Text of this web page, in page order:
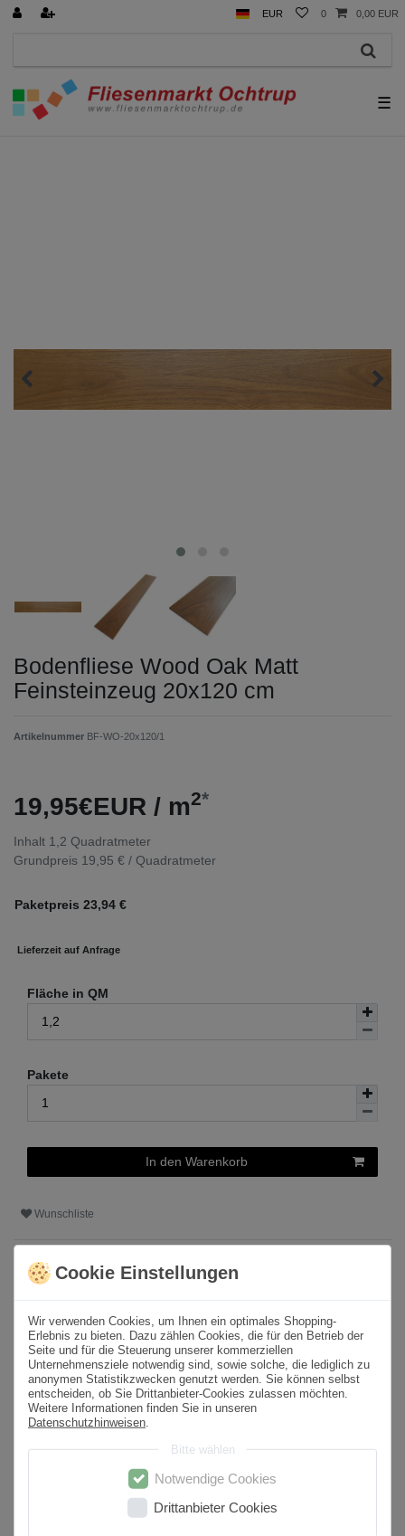
EUR 0 0,00 EUR
☰
Bodenfliese Wood Oak Matt
Feinsteinzeug 20x120 cm
Artikelnummer BF-WO-20x120/1
19,95€EUR / m2*
Inhalt 1,2 Quadratmeter
Grundpreis 19,95 € / Quadratmeter
Paketpreis 23,94 €
Lieferzeit auf Anfrage
Fläche in QM
Pakete
In den Warenkorb
Wunschliste
Produktbeschreibung
Format 20x120 cm
Paketinhalt 1,20m² /5St.
Sortierung 1. Wahl
Oberfläche Matt
Cookie Einstellungen
Wir verwenden Cookies, um Ihnen ein optimales Shopping-
Erlebnis zu bieten. Dazu zählen Cookies, die für den Betrieb der
Seite und für die Steuerung unserer kommerziellen
Unternehmensziele notwendig sind, sowie solche, die lediglich zu
anonymen Statistikzwecken genutzt werden. Sie können selbst
entscheiden, ob Sie Drittanbieter-Cookies zulassen möchten.
Weitere Informationen finden Sie in unseren
Datenschutzhinweisen
Bitte wählen
Notwendige Cookies
Drittanbieter Cookies